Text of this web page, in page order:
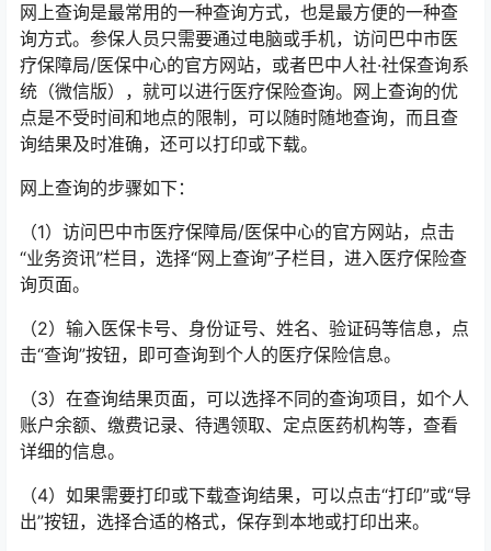
网上查询是最常用的一种查询方式，也是最方便的一种查
询方式。参保人员只需要通过电脑或手机，访问巴中市医
疗保障局/医保中心的官方网站，或者巴中人社·社保查询系
统（微信版），就可以进行医疗保险查询。网上查询的优
点是不受时间和地点的限制，可以随时随地查询，而且查
询结果及时准确，还可以打印或下载。
网上查询的步骤如下：
（1）访问巴中市医疗保障局/医保中心的官方网站，点击
“业务资讯”栏目，选择“网上查询”子栏目，进入医疗保险查
询页面。
（2）输入医保卡号、身份证号、姓名、验证码等信息，点
击“查询”按钮，即可查询到个人的医疗保险信息。
（3）在查询结果页面，可以选择不同的查询项目，如个人
账户余额、缴费记录、待遇领取、定点医药机构等，查看
详细的信息。
（4）如果需要打印或下载查询结果，可以点击“打印”或“导
出”按钮，选择合适的格式，保存到本地或打印出来。